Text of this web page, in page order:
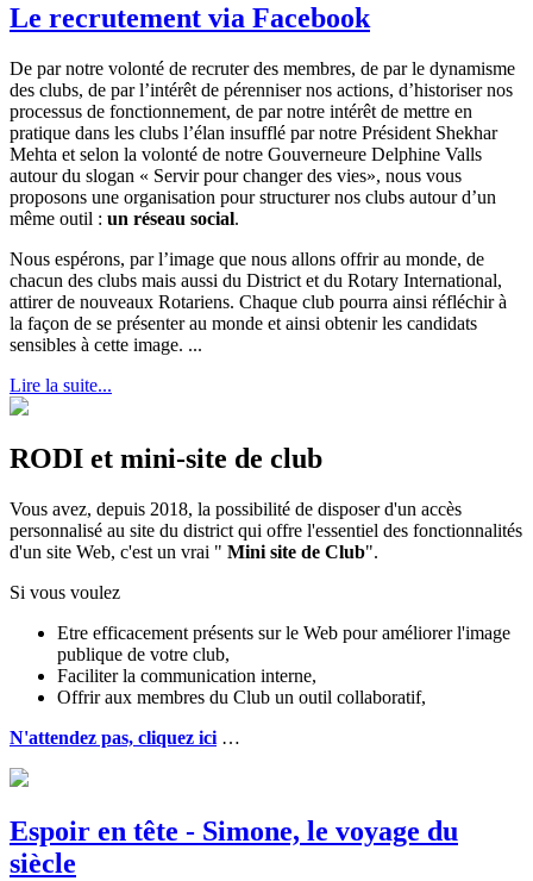
Le recrutement via Facebook
De par notre volonté de recruter des membres, de par le dynamisme
des clubs, de par l’intérêt de pérenniser nos actions, d’historiser nos
processus de fonctionnement, de par notre intérêt de mettre en
pratique dans les clubs l’élan insufflé par notre Président Shekhar
Mehta et selon la volonté de notre Gouverneure Delphine Valls
autour du slogan « Servir pour changer des vies», nous vous
proposons une organisation pour structurer nos clubs autour d’un
même outil : un réseau social.
Nous espérons, par l’image que nous allons offrir au monde, de
chacun des clubs mais aussi du District et du Rotary International,
attirer de nouveaux Rotariens. Chaque club pourra ainsi réfléchir à
la façon de se présenter au monde et ainsi obtenir les candidats
sensibles à cette image. ...
Lire la suite...
RODI et mini-site de club
Vous avez, depuis 2018, la possibilité de disposer d'un accès
personnalisé au site du district qui offre l'essentiel des fonctionnalités
d'un site Web, c'est un vrai " Mini site de Club".
Si vous voulez
Etre efficacement présents sur le Web pour améliorer l'image
publique de votre club,
Faciliter la communication interne,
Offrir aux membres du Club un outil collaboratif,
N'attendez pas, cliquez ici …
Espoir en tête - Simone, le voyage du
siècle